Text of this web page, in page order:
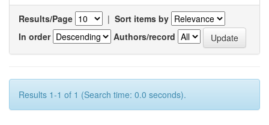
Results/Page | Sort items by
In order
Authors/record
Results 1-1 of 1 (Search time: 0.0 seconds).